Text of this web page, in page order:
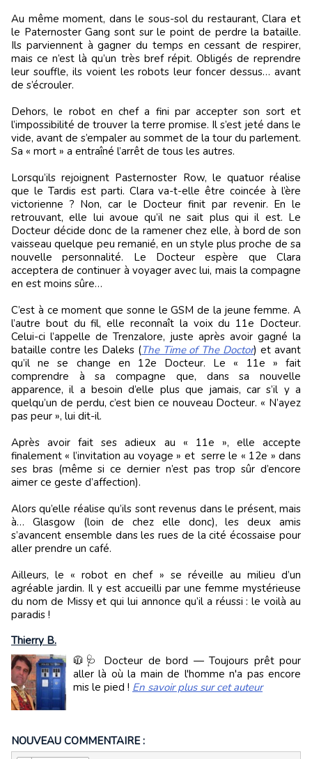
Au même moment, dans le sous-sol du restaurant, Clara et
le Paternoster Gang sont sur le point de perdre la bataille.
Ils parviennent à gagner du temps en cessant de respirer,
mais ce n’est là qu’un très bref répit. Obligés de reprendre
leur souffle, ils voient les robots leur foncer dessus… avant
de s’écrouler.
Dehors, le robot en chef a fini par accepter son sort et
l’impossibilité de trouver la terre promise. Il s’est jeté dans le
vide, avant de s’empaler au sommet de la tour du parlement.
Sa « mort » a entraîné l’arrêt de tous les autres.
Lorsqu’ils rejoignent Pasternoster Row, le quatuor réalise
que le Tardis est parti. Clara va-t-elle être coincée à l’ère
victorienne ? Non, car le Docteur finit par revenir. En le
retrouvant, elle lui avoue qu’il ne sait plus qui il est. Le
Docteur décide donc de la ramener chez elle, à bord de son
vaisseau quelque peu remanié, en un style plus proche de sa
nouvelle personnalité. Le Docteur espère que Clara
acceptera de continuer à voyager avec lui, mais la compagne
en est moins sûre…
C’est à ce moment que sonne le GSM de la jeune femme. A
l’autre bout du fil, elle reconnaît la voix du 11e Docteur.
Celui-ci l’appelle de Trenzalore, juste après avoir gagné la
bataille contre les Daleks (The Time of The Doctor) et avant
qu’il ne se change en 12e Docteur. Le « 11e » fait
comprendre à sa compagne que, dans sa nouvelle
apparence, il a besoin d’elle plus que jamais, car s’il y a
quelqu’un de perdu, c’est bien ce nouveau Docteur. « N’ayez
pas peur », lui dit-il.
Après avoir fait ses adieux au « 11e », elle accepte
finalement « l’invitation au voyage » et serre le « 12e » dans
ses bras (même si ce dernier n’est pas trop sûr d’encore
aimer ce geste d’affection).
Alors qu’elle réalise qu’ils sont revenus dans le présent, mais
à… Glasgow (loin de chez elle donc), les deux amis
s’avancent ensemble dans les rues de la cité écossaise pour
aller prendre un café.
Ailleurs, le « robot en chef » se réveille au milieu d’un
agréable jardin. Il y est accueilli par une femme mystérieuse
du nom de Missy et qui lui annonce qu’il a réussi : le voilà au
paradis !
Thierry B.
🧥🩺 Docteur de bord — Toujours prêt pour
aller là où la main de l'homme n'a pas encore
mis le pied ! En savoir plus sur cet auteur
NOUVEAU COMMENTAIRE :